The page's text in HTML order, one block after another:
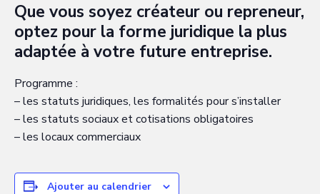
Que vous soyez créateur ou repreneur,
optez pour la forme juridique la plus
adaptée à votre future entreprise.
Programme :
– les statuts juridiques, les formalités pour s’installer
– les statuts sociaux et cotisations obligatoires
– les locaux commerciaux
Ajouter au calendrier